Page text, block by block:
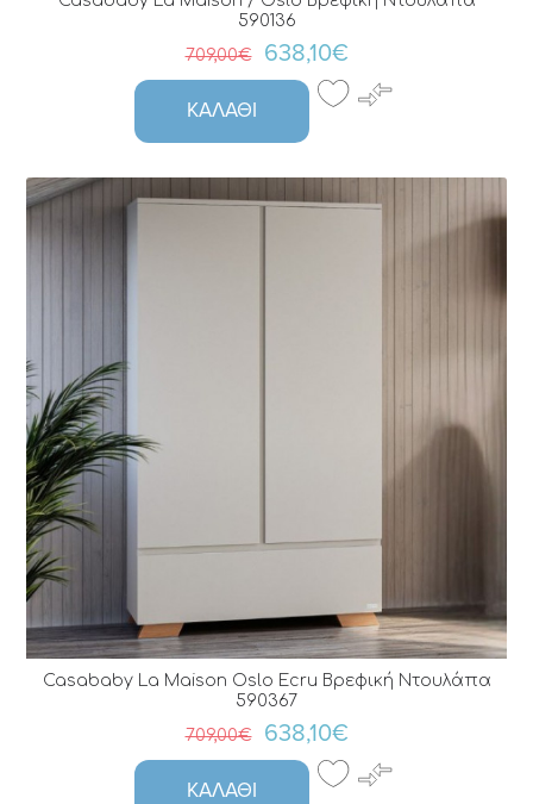
590136
709,00€
638,10€
ΚΑΛΆΘΙ
Casababy La Maison Oslo Ecru Bρεφική Nτουλάπα
590367
709,00€
638,10€
ΚΑΛΆΘΙ